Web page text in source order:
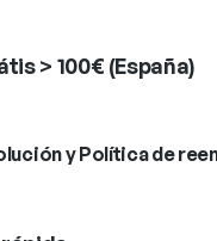
> 100€ (España)
y Política de